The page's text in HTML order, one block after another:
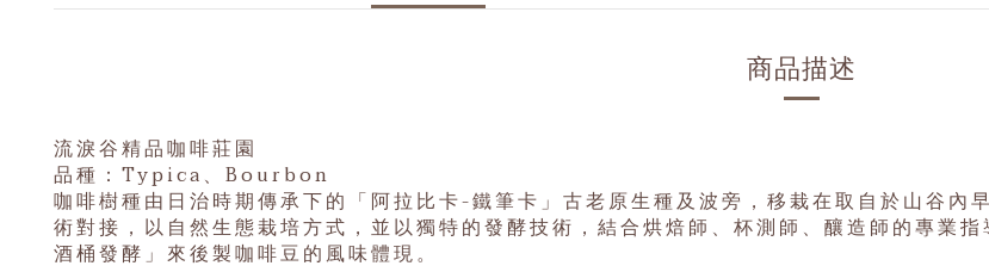
商品描述
流淚谷精品咖啡莊園
品種：Typica、Bourbon
咖啡樹種由日治時期傳承下的「阿拉比卡-鐵筆卡」古老原生種及波旁，移栽在取自於山谷內
術對接，以自然生態栽培方式，並以獨特的發酵技術，結合烘焙師、杯測師、釀造師的專業
酒桶發酵」來後製咖啡豆的風味體現。